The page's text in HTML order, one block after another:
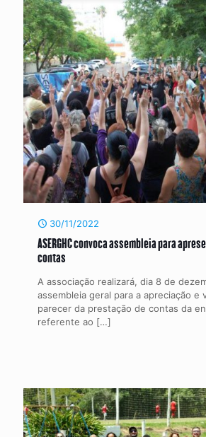
30/11/2022
ASERGHC convoca assembleia para
contas
A associação realizará, dia 8 de
assembleia geral para a apreciação e
parecer da prestação de contas da
referente ao […]